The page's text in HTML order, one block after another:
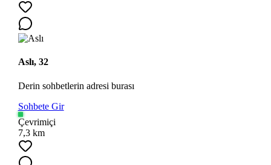
Aslı, 32
Derin sohbetlerin adresi burası
Sohbete Gir
Çevrimiçi
7,3 km